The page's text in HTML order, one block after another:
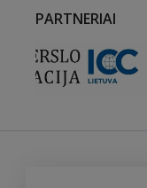
PARTNERIAI